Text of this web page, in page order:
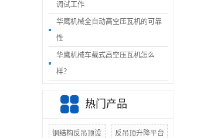
调试工作
华鹰机械‌全自动高空压瓦机的可靠
性
华鹰机械‌车载式高空压瓦机怎么
样？
热门产品
钢结构反吊顶设
反吊顶升降平台